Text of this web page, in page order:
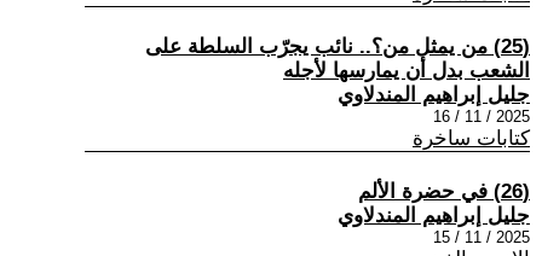
(25) من يمثل من؟.. نائب يجرّب السلطة على
الشعب بدل أن يمارسها لأجله
جليل إبراهيم المندلاوي
2025 / 11 / 16
كتابات ساخرة
(26) في حضرة الألم
جليل إبراهيم المندلاوي
2025 / 11 / 15